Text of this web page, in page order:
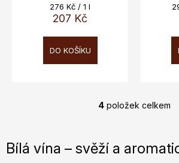
207 Kč
Měrná
cena:
276 Kč / 1 l
DO KOŠÍKU
O
á
4položek celkem
Bílá vína – svěží a